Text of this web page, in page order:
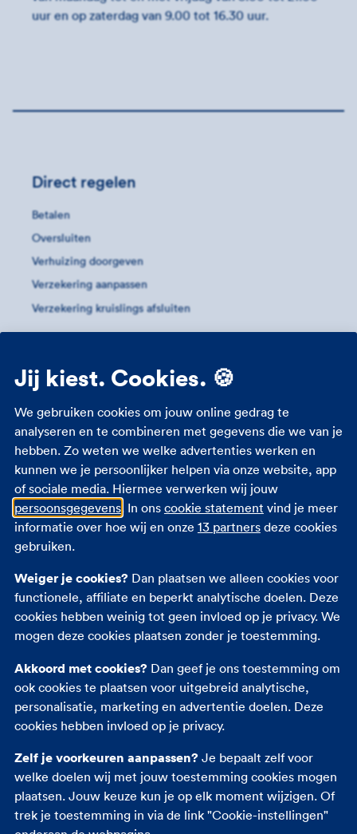
uur en op zaterdag van 9.00 tot 16.30 uur.
Direct regelen
Betalen
Oversluiten
Verhuizing doorgeven
Verzekering aanpassen
Verzekering kruislings afsluiten
Huurhuis
Hypotheek
Kosten overlijdensrisicoverzekering
Oversluiten
Verschil overlijdensrisicoverzekering- en
levensverzekering
Verschil uitvaart- en overlijdensrisicoverzekering
Autoverzekering
Inboedelverzekering
Opstalverzekering
Rechtsbijstandverzekering
Reisverzekering
Zorgverzekering
Jij kiest. Cookies. 🍪
We gebruiken cookies om jouw online gedrag te
analyseren en te combineren met gegevens die we van je
hebben. Zo weten we welke advertenties werken en
kunnen we je persoonlijker helpen via onze website, app
of sociale media. Hiermee verwerken wij jouw
persoonsgegevens. In ons cookie statement vind je meer
informatie over hoe wij en onze 13 partnersdeze cookies
gebruiken.
Weiger je cookies? Dan plaatsen we alleen cookies voor
functionele, affiliate en beperkt analytische doelen. Deze
cookies hebben weinig tot geen invloed op je privacy. We
mogen deze cookies plaatsen zonder je toestemming.
Akkoord met cookies? Dan geef je ons toestemming om
ook cookies te plaatsen voor uitgebreid analytische,
personalisatie, marketing en advertentie doelen. Deze
cookies hebben invloed op je privacy.
Zelf je voorkeuren aanpassen? Je bepaalt zelf voor
welke doelen wij met jouw toestemming cookies mogen
plaatsen. Jouw keuze kun je op elk moment wijzigen. Of
trek je toestemming in via de link "Cookie-instellingen"